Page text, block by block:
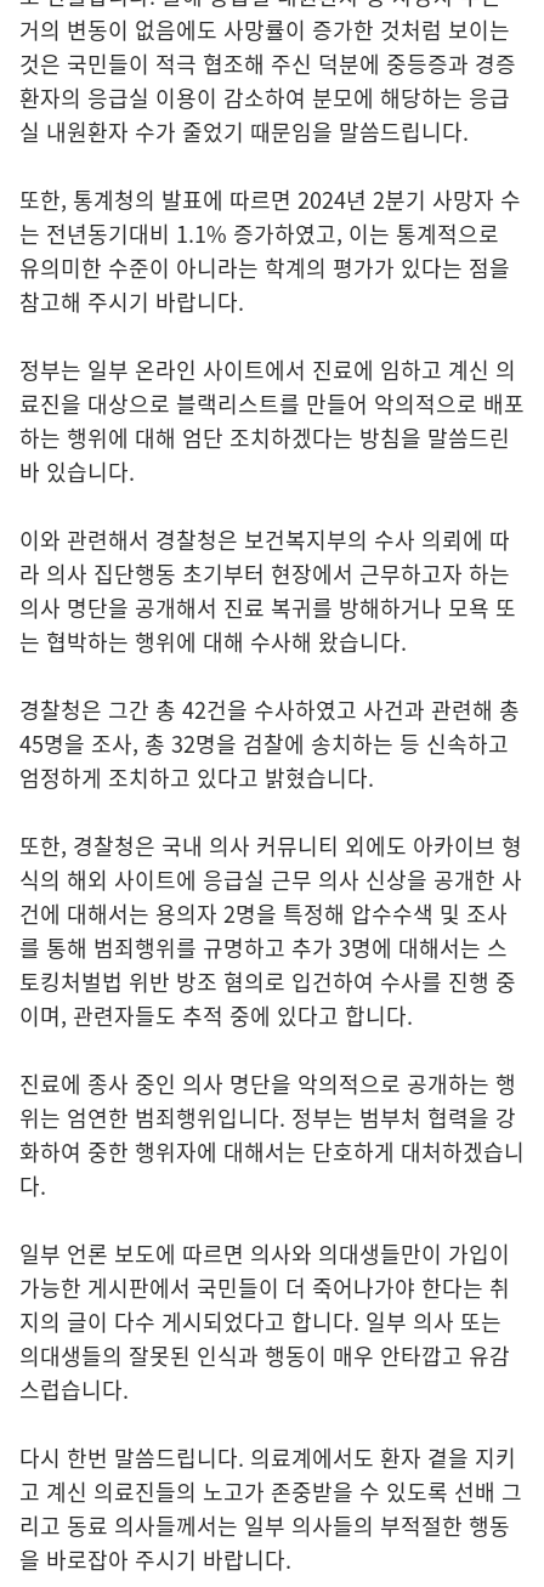
거의 변동이 없음에도 사망률이 증가한 것처럼 보이는
것은 국민들이 적극 협조해 주신 덕분에 중등증과 경증
환자의 응급실 이용이 감소하여 분모에 해당하는 응급
실 내원환자 수가 줄었기 때문임을 말씀드립니다.
또한, 통계청의 발표에 따르면 2024년 2분기 사망자 수
는 전년동기대비 1.1% 증가하였고, 이는 통계적으로
유의미한 수준이 아니라는 학계의 평가가 있다는 점을
참고해 주시기 바랍니다.
정부는 일부 온라인 사이트에서 진료에 임하고 계신 의
료진을 대상으로 블랙리스트를 만들어 악의적으로 배포
하는 행위에 대해 엄단 조치하겠다는 방침을 말씀드린
바 있습니다.
이와 관련해서 경찰청은 보건복지부의 수사 의뢰에 따
라 의사 집단행동 초기부터 현장에서 근무하고자 하는
의사 명단을 공개해서 진료 복귀를 방해하거나 모욕 또
는 협박하는 행위에 대해 수사해 왔습니다.
경찰청은 그간 총 42건을 수사하였고 사건과 관련해 총
45명을 조사, 총 32명을 검찰에 송치하는 등 신속하고
엄정하게 조치하고 있다고 밝혔습니다.
또한, 경찰청은 국내 의사 커뮤니티 외에도 아카이브 형
식의 해외 사이트에 응급실 근무 의사 신상을 공개한 사
건에 대해서는 용의자 2명을 특정해 압수수색 및 조사
를 통해 범죄행위를 규명하고 추가 3명에 대해서는 스
토킹처벌법 위반 방조 혐의로 입건하여 수사를 진행 중
이며, 관련자들도 추적 중에 있다고 합니다.
진료에 종사 중인 의사 명단을 악의적으로 공개하는 행
위는 엄연한 범죄행위입니다. 정부는 범부처 협력을 강
화하여 중한 행위자에 대해서는 단호하게 대처하겠습니
다.
일부 언론 보도에 따르면 의사와 의대생들만이 가입이
가능한 게시판에서 국민들이 더 죽어나가야 한다는 취
지의 글이 다수 게시되었다고 합니다. 일부 의사 또는
의대생들의 잘못된 인식과 행동이 매우 안타깝고 유감
스럽습니다.
다시 한번 말씀드립니다. 의료계에서도 환자 곁을 지키
고 계신 의료진들의 노고가 존중받을 수 있도록 선배 그
리고 동료 의사들께서는 일부 의사들의 부적절한 행동
을 바로잡아 주시기 바랍니다.